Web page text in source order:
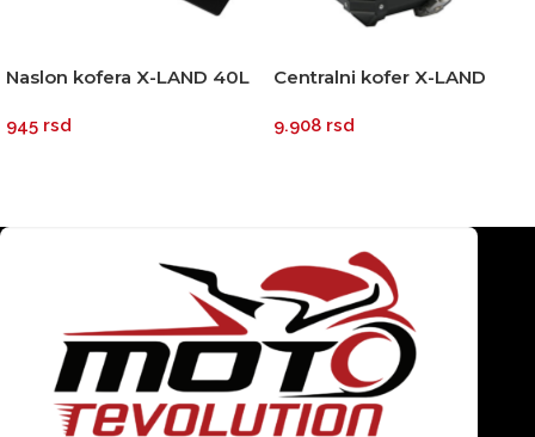
Naslon kofera X-LAND 40L
945 rsd
Centralni kofer X-LAND
9.908 rsd